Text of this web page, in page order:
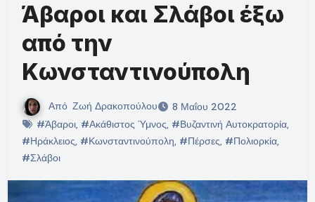
Άβαροι και Σλάβοι έξω
από την
Κωνσταντινούπολη
Από Ζωή Δρακοπούλου
8 Μαΐου 2022
#Άβαροι, #Ακάθιστος Ύμνος, #Βυζαντινή Αυτοκρατορία,
#Ηράκλειος, #Κωνσταντινούπολη, #Πέρσες, #Πολιορκία,
#Σλάβοι